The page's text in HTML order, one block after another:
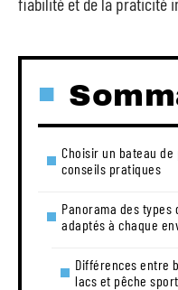
Choisir un bateau de
conseils pratiques
Panorama des
adaptés à chaque
Différences entre
lacs et pêche